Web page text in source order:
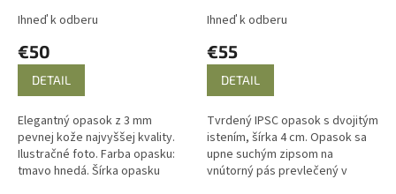
Ihneď k odberu
€50
DETAIL
Elegantný opasok z 3 mm
pevnej kože najvyššej kvality.
Ilustračné foto. Farba opasku:
tmavo hnedá. Šírka opasku
Ihneď k odberu
€55
DETAIL
Tvrdený IPSC opasok s dvojitým
istením, šírka 4 cm. Opasok sa
upne suchým zipsom na
vnútorný pás prevlečený v